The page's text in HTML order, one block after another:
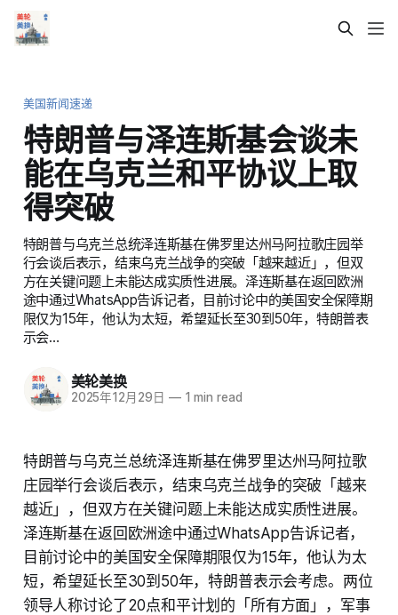
美国新闻速递
特朗普与泽连斯基会谈未
能在乌克兰和平协议上取
得突破
特朗普与乌克兰总统泽连斯基在佛罗里达州马阿拉歌庄园举
行会谈后表示，结束乌克兰战争的突破「越来越近」，但双
方在关键问题上未能达成实质性进展。泽连斯基在返回欧洲
途中通过WhatsApp告诉记者，目前讨论中的美国安全保障期
限仅为15年，他认为太短，希望延长至30到50年，特朗普表
示会…
美轮美换
2025年12月29日 —1 min read
特朗普与乌克兰总统泽连斯基在佛罗里达州马阿拉歌
庄园举行会谈后表示，结束乌克兰战争的突破「越来
越近」，但双方在关键问题上未能达成实质性进展。
泽连斯基在返回欧洲途中通过WhatsApp告诉记者，
目前讨论中的美国安全保障期限仅为15年，他认为太
短，希望延长至30到50年，特朗普表示会考虑。两位
领导人称讨论了20点和平计划的「所有方面」，军事